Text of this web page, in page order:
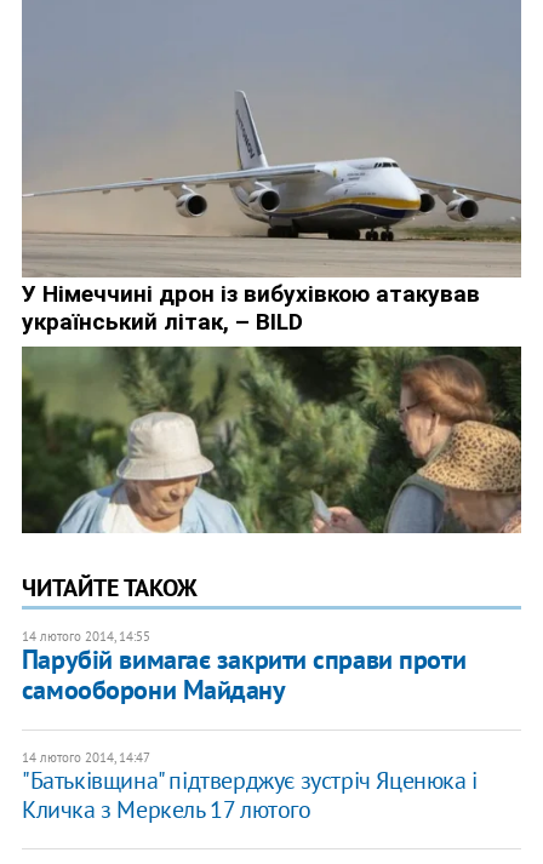
ЧИТАЙТЕ ТАКОЖ
14 лютого 2014, 14:55
Парубій вимагає закрити справи проти
самооборони Майдану
14 лютого 2014, 14:47
"Батьківщина" підтверджує зустріч Яценюка і
Кличка з Меркель 17 лютого